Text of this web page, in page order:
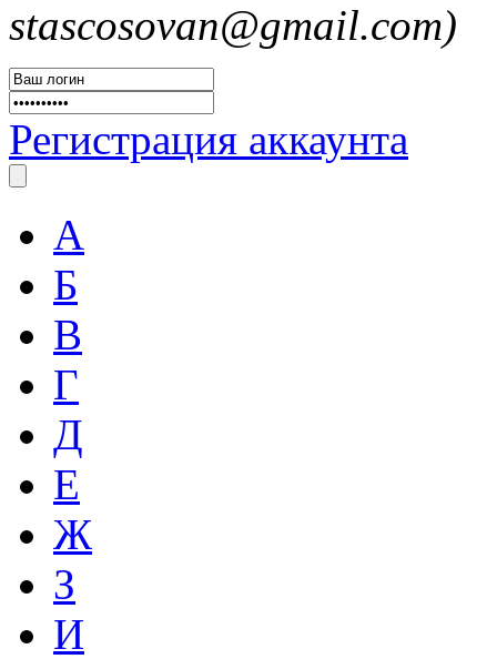
stascosovan@gmail.com)
Регистрация аккаунта
А
Б
В
Г
Д
Е
Ж
З
И